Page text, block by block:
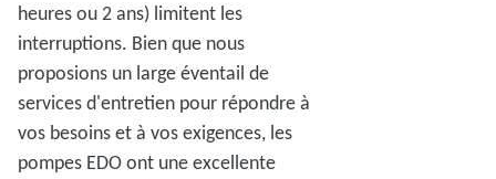
heures ou 2 ans) limitent les
interruptions. Bien que nous
proposions un large éventail de
services d'entretien pour répondre à
vos besoins et à vos exigences, les
pompes EDO ont une excellente